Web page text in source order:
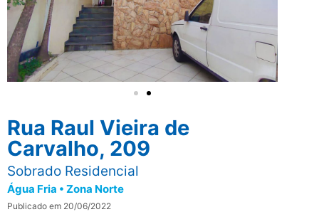
Rua Raul Vieira de
Carvalho, 209
Sobrado Residencial
Água Fria • Zona Norte
Publicado em 20/06/2022